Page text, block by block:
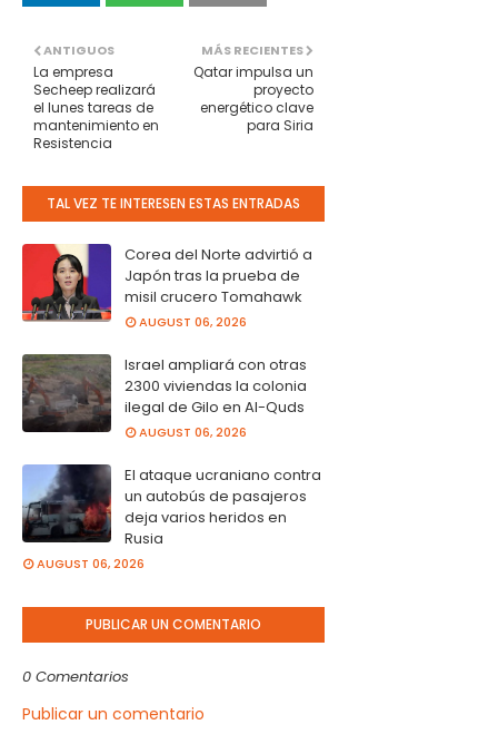
MÁS RECIENTES
Qatar impulsa un
proyecto
energético clave
para Siria
ANTIGUOS
La empresa
Secheep realizará
el lunes tareas de
mantenimiento en
Resistencia
TAL VEZ TE INTERESEN ESTAS ENTRADAS
Corea del Norte advirtió a
Japón tras la prueba de
misil crucero Tomahawk
AUGUST 06, 2026
Israel ampliará con otras
2300 viviendas la colonia
ilegal de Gilo en Al-Quds
AUGUST 06, 2026
El ataque ucraniano contra
un autobús de pasajeros
deja varios heridos en
Rusia
AUGUST 06, 2026
PUBLICAR UN COMENTARIO
0 Comentarios
Publicar un comentario